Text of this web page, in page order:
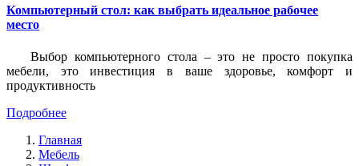
Компьютерный стол: как выбрать идеальное рабочее
место
Выбор компьютерного стола – это не просто покупка
мебели, это инвестиция в ваше здоровье, комфорт и
продуктивность
Подробнее
Главная
Мебель